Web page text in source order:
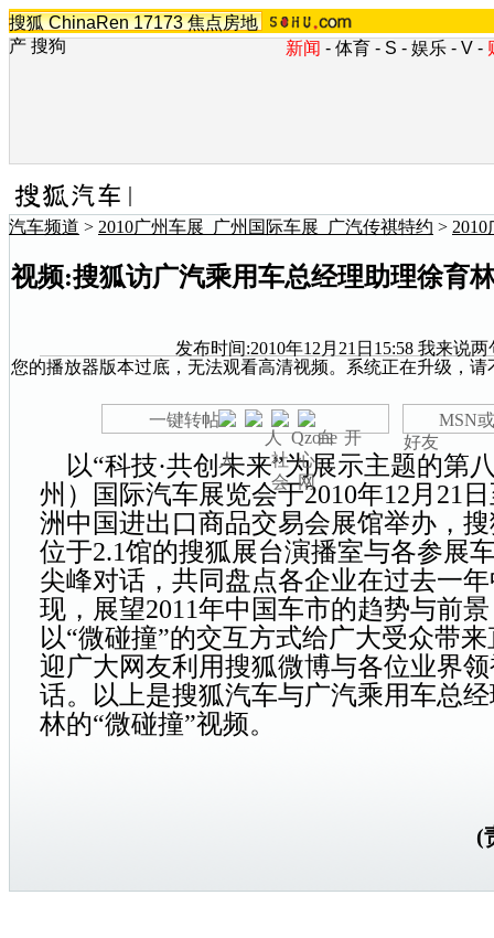
搜狐 ChinaRen 17173 焦点房地
产 搜狗 新闻 - 体育 - S - 娱乐 - V -
汽车频道 > 2010广州车展_广州国际车展_广汽传祺特约 >
视频:搜狐访广汽乘用车总经理助理徐育
发布时间:2010年12月21日15:58 我来说两
您的播放器版本过底，无法观看高清视频。系统正在升级，请
一键转帖
MSN
好友
以“科技·共创未来”为展示主题的第
州）国际汽车展览会于2010年12月21
洲中国进出口商品交易会展馆举办，
位于2.1馆的搜狐展台演播室与各参展
尖峰对话，共同盘点各企业在过去一
现，展望2011年中国车市的趋势与前
以“微碰撞”的交互方式给广大受众带
迎广大网友利用搜狐微博与各位业界
话。以上是搜狐汽车与广汽乘用车总
林的“微碰撞”视频。
(